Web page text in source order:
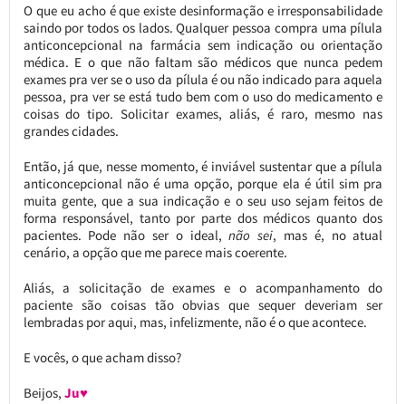
O que eu acho é que existe desinformação e irresponsabilidade
saindo por todos os lados. Qualquer pessoa compra uma pílula
anticoncepcional na farmácia sem indicação ou orientação
médica. E o que não faltam são médicos que nunca pedem
exames pra ver se o uso da pílula é ou não indicado para aquela
pessoa, pra ver se está tudo bem com o uso do medicamento e
coisas do tipo. Solicitar exames, aliás, é raro, mesmo nas
grandes cidades.
Então, já que, nesse momento, é inviável sustentar que a pílula
anticoncepcional não é uma opção, porque ela é útil sim pra
muita gente, que a sua indicação e o seu uso sejam feitos de
forma responsável, tanto por parte dos médicos quanto dos
pacientes. Pode não ser o ideal,não sei, mas é, no atual
cenário, a opção que me parece mais coerente.
Aliás, a solicitação de exames e o acompanhamento do
paciente são coisas tão obvias que sequer deveriam ser
lembradas por aqui, mas, infelizmente, não é o que acontece.
E vocês, o que acham disso?
Beijos, Ju♥